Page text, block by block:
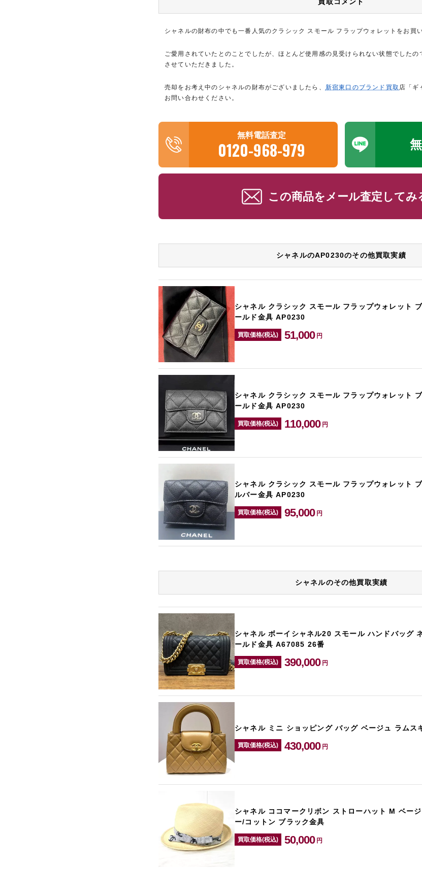
シャネルの財布の中でも一番人気のクラシック スモール フラップウォレットをお買
ご愛用されていたとのことでしたが、ほとんど使用感の見受けられない状態でした
させていただきました。
売却をお考え中のシャネルの財布がございましたら、 新宿東口のブランド買取 店「ギ
お問い合わせください。
無料電話査定
0120-968-979
この商品をメール査定してみ
シャネルのAP0230のその他買取実績
シャネル クラシック スモール フラップウォレット
ールド金具 AP0230
買取価格(税込) 51,000 円
シャネル クラシック スモール フラップウォレット
ールド金具 AP0230
買取価格(税込) 110,000 円
シャネル クラシック スモール フラップウォレット
ルバー金具 AP0230
買取価格(税込) 95,000 円
シャネルのその他買取実績
シャネル ボーイシャネル20 スモール ハンドバッグ
ールド金具 A67085 26番
買取価格(税込) 390,000 円
シャネル ミニ ショッピング バッグ ベージュ ラムス
買取価格(税込) 430,000 円
シャネル ココマークリボン ストローハット M ベー
ー/コットン ブラック金具
買取価格(税込) 50,000 円